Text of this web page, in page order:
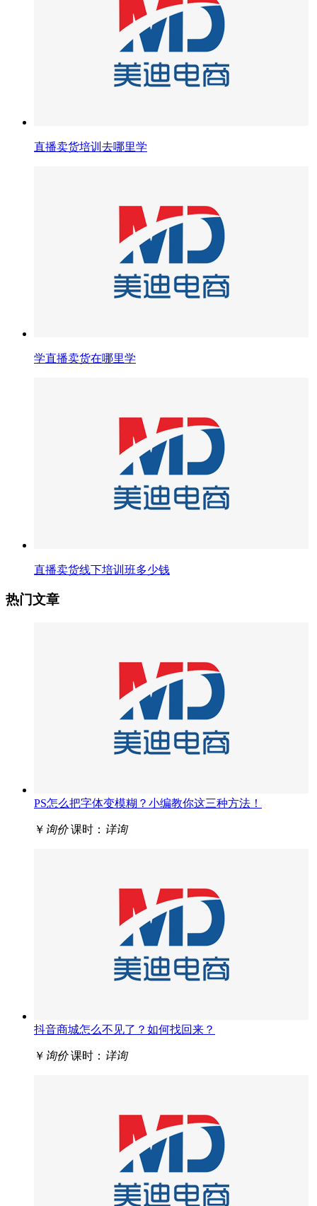
直播卖货培训去哪里学
学直播卖货在哪里学
直播卖货线下培训班多少钱
热门文章
PS怎么把字体变模糊？小编教你这三种方法！
￥ 询价 课时： 详询
抖音商城怎么不见了？如何找回来？
￥ 询价 课时： 详询